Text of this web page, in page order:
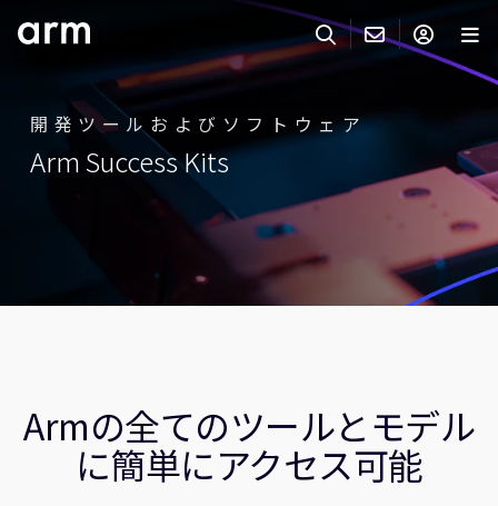
Skip to Footer
サーチ
ARMのお問い合わせ
サポート
企業様向けFlexible Access
Arm Integrity Helpline
教育関連
ARMアカウント
Armアカウント
ログインしてArmアカウントにアクセスする。
製品
サポート&トレーニング
開発ツールおよびソフトウェア
Arm Success Kits
Armの全てのツールとモデル
に簡単にアクセス可能